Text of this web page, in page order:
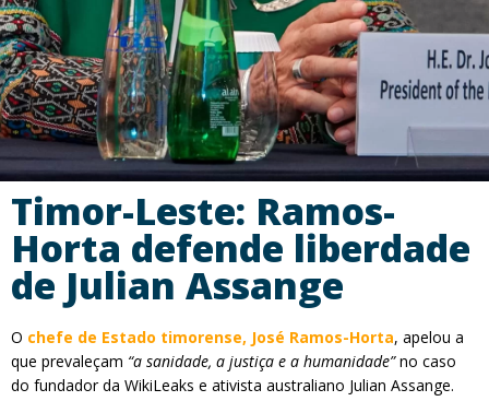
Timor-Leste: Ramos-
Horta defende liberdade
de Julian Assange
O chefe de Estado timorense, José Ramos-Horta, apelou a
que prevaleçam “a sanidade, a justiça e a humanidade”no caso
do fundador da WikiLeaks e ativista australiano Julian Assange.